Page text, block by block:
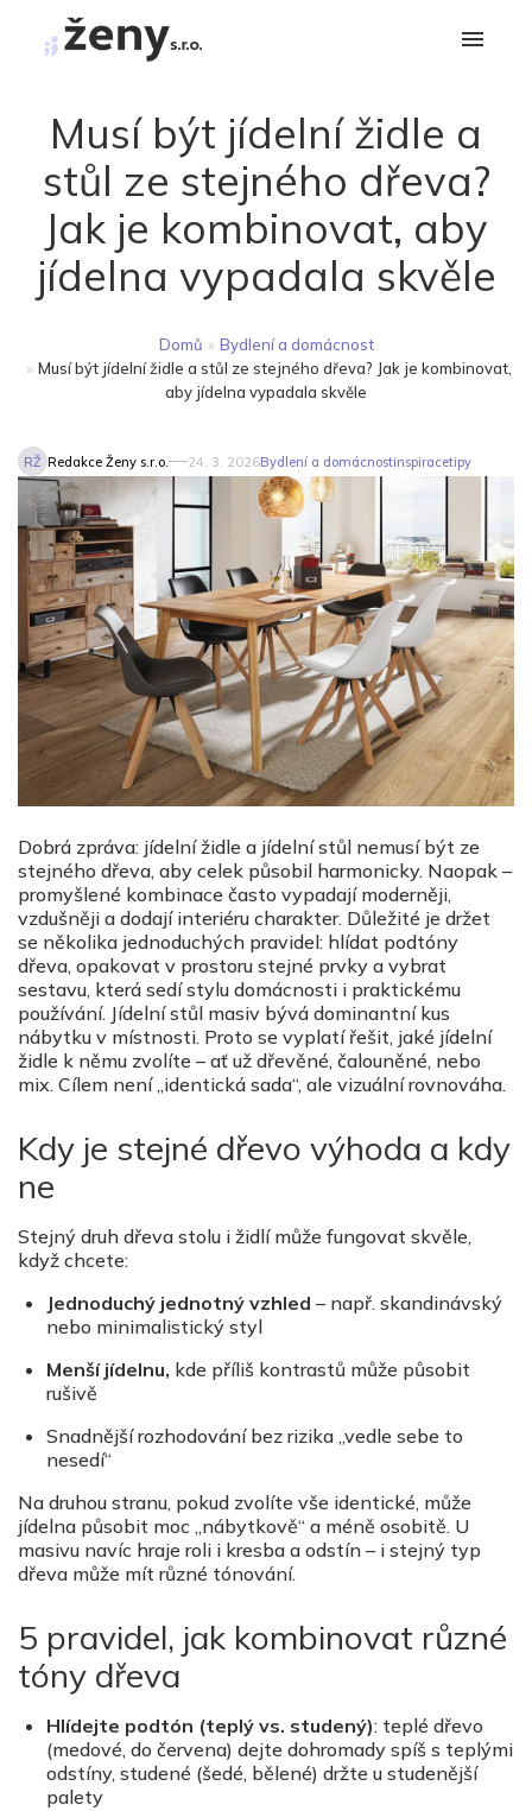
Musí být jídelní židle a
stůl ze stejného dřeva?
Jak je kombinovat, aby
jídelna vypadala skvěle
Domů » Bydlení a domácnost
» Musí být jídelní židle a stůl ze stejného dřeva? Jak je kombinovat,
aby jídelna vypadala skvěle
RŽ Redakce Ženy s.r.o. 24. 3. 2026Bydlení a domácnostinspiracetipy
Dobrá zpráva: jídelní židle a jídelní stůl nemusí být ze
stejného dřeva, aby celek působil harmonicky. Naopak –
promyšlené kombinace často vypadají moderněji,
vzdušněji a dodají interiéru charakter. Důležité je držet
se několika jednoduchých pravidel: hlídat podtóny
dřeva, opakovat v prostoru stejné prvky a vybrat
sestavu, která sedí stylu domácnosti i praktickému
používání. Jídelní stůl masiv bývá dominantní kus
nábytku v místnosti. Proto se vyplatí řešit, jaké jídelní
židle k němu zvolíte – ať už dřevěné, čalouněné, nebo
mix. Cílem není „identická sada“, ale vizuální rovnováha.
Kdy je stejné dřevo výhoda a kdy
ne
Stejný druh dřeva stolu i židlí může fungovat skvěle,
když chcete:
Jednoduchý jednotný vzhled – např. skandinávský
nebo minimalistický styl
Menší jídelnu, kde příliš kontrastů může působit
rušivě
Snadnější rozhodování bez rizika „vedle sebe to
nesedí“
Na druhou stranu, pokud zvolíte vše identické, může
jídelna působit moc „nábytkově“ a méně osobitě. U
masivu navíc hraje roli i kresba a odstín – i stejný typ
dřeva může mít různé tónování.
5 pravidel, jak kombinovat různé
tóny dřeva
Hlídejte podtón (teplý vs. studený): teplé dřevo
(medové, do červena) dejte dohromady spíš s teplými
odstíny, studené (šedé, bělené) držte u studenější
palety